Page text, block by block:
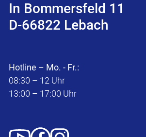
In Bommersfeld 11
D-66822 Lebach
Hotline – Mo. - Fr.:
08:30 – 12 Uhr
13:00 – 17:00 Uhr